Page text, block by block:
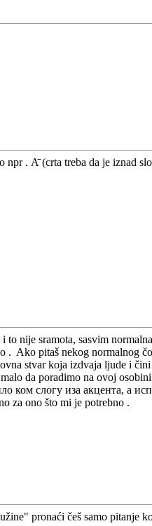
. А̄ (crta treba da je iznad
nije sramota, sasvim
. Ako pitaš nekog normalnog
stvar koja izdvaja ljude i
da poradimo na ovoj
слогу иза акцента, а
za ono što mi je potrebno .
pronaći češ samo pitanje